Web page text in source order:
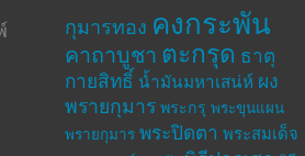
กุมารทอง คงกระพัน
คาถาบูชา ตะกรุด ธาตุ
กายสิทธิ์ น้ำมันมหาเสน่ห์ ผง
พรายกุมาร พระกรุ พระขุนแผน
พรายกุมาร พระปิดตา พระสมเด็จ